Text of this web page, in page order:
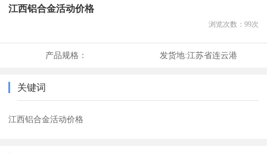
江西铝合金活动价格
浏览次数： 99次
产品规格： 发货地:江苏省连云港
关键词
江西铝合金活动价格